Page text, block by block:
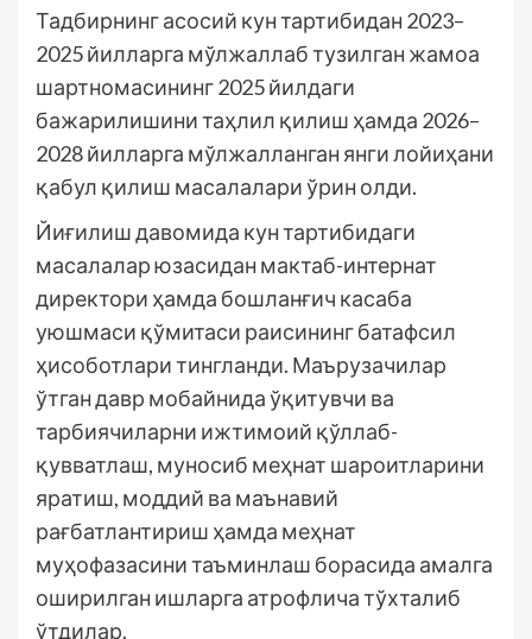
Тадбирнинг асосий кун тартибидан 2023–
2025 йилларга мўлжаллаб тузилган жамоа
шартномасининг 2025 йилдаги
бажарилишини таҳлил қилиш ҳамда 2026–
2028 йилларга мўлжалланган янги лойиҳани
қабул қилиш масалалари ўрин олди.
Йиғилиш давомида кун тартибидаги
масалалар юзасидан мактаб-интернат
директори ҳамда бошланғич касаба
уюшмаси қўмитаси раисининг батафсил
ҳисоботлари тингланди. Маърузачилар
ўтган давр мобайнида ўқитувчи ва
тарбиячиларни ижтимоий қўллаб-
қувватлаш, муносиб меҳнат шароитларини
яратиш, моддий ва маънавий
рағбатлантириш ҳамда меҳнат
муҳофазасини таъминлаш борасида амалга
оширилган ишларга атрофлича тўхталиб
ўтдилар.